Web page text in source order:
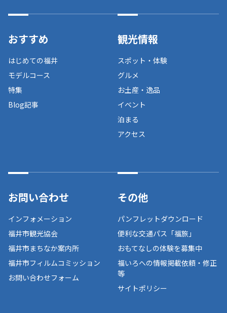
おすすめ
はじめての福井
モデルコース
特集
Blog記事
観光情報
スポット・体験
グルメ
お土産・逸品
イベント
泊まる
アクセス
お問い合わせ
インフォメーション
福井市観光協会
福井市まちなか案内所
福井市フィルムコミッション
お問い合わせフォーム
その他
パンフレットダウンロード
便利な交通パス「福旅」
おもてなしの体験を募集中
福いろへの情報掲載依頼・修正
等
サイトポリシー